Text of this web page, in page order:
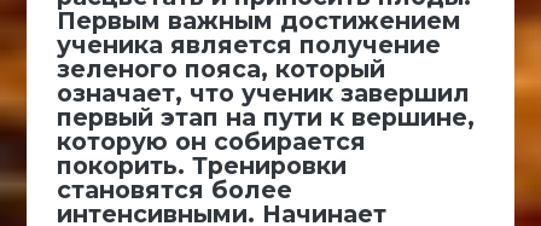
Первым важным достижением
ученика является получение
зеленого пояса, который
означает, что ученик завершил
первый этап на пути к вершине,
которую он собирается
покорить. Тренировки
становятся более
интенсивными. Начинает